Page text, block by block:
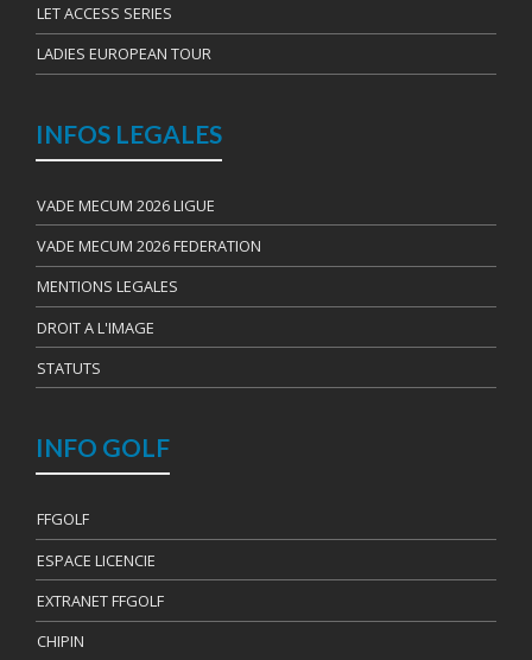
LET ACCESS SERIES
LADIES EUROPEAN TOUR
INFOS LEGALES
VADE MECUM 2026 LIGUE
VADE MECUM 2026 FEDERATION
MENTIONS LEGALES
DROIT A L'IMAGE
STATUTS
INFO GOLF
FFGOLF
ESPACE LICENCIE
EXTRANET FFGOLF
CHIPIN